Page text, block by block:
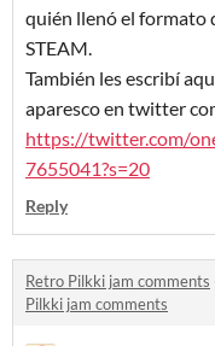
quién llenó el formato
STEAM.
También les escribí
aparesco en twitter
https://twitter.com/
7655041?s=20
Reply
Retro Pilkki jam comments
Pilkki jam comments